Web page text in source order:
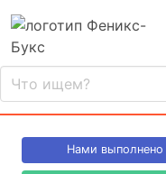
Нами выполнено